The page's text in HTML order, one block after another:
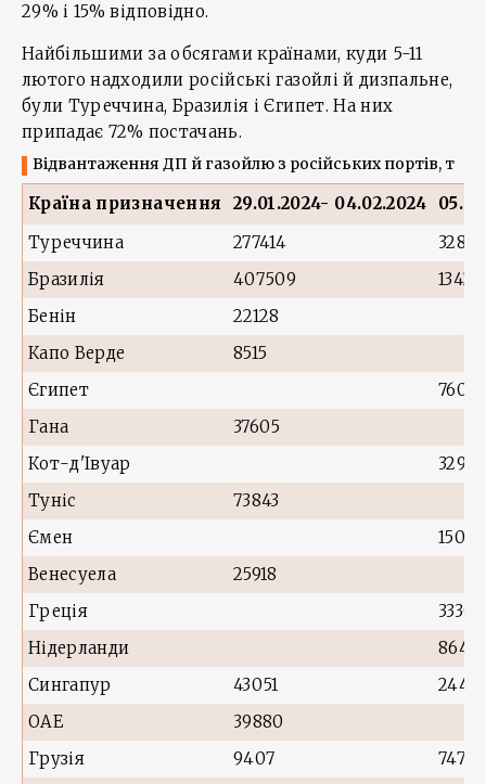
29% і 15% відповідно.
Найбільшими за обсягами країнами, куди 5-11
лютого надходили російські газойлі й дизпальне,
були Туреччина, Бразилія і Єгипет. На них
припадає 72% постачань.
Відвантаження ДП й газойлю з російських портів, т
Країна призначення 29.01.2024- 04.02.2024
Туреччина
277414
Бразилія
407509
Бенін
22128
Капо Верде
8515
Єгипет
76062
Гана
37605
Кот-д'Івуар
Туніс
73843
Ємен
Венесуела
25918
Греція
33301
Нідерланди
8644
Сингапур
43051
24441
ОАЕ
39880
Грузія
9407
7473